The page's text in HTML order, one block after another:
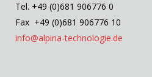
Tel. +49 (0)681 906776 0
Fax +49 (0)681 906776 10
info@alpina-technologie.de